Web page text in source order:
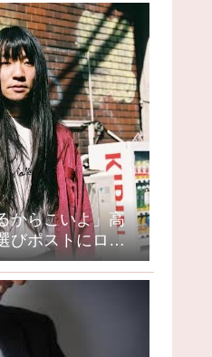
からこいよ」高
びポストにロッ
激怒、ネット大